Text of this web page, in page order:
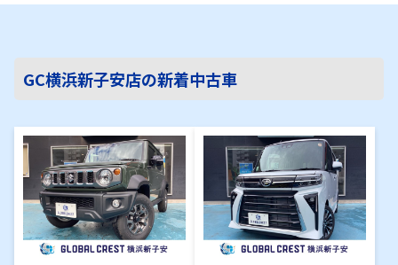
GC横浜新子安店の新着中古車